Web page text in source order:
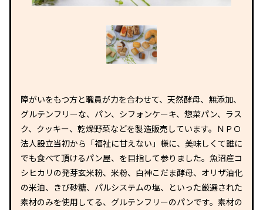
障がいをもつ方と職員が力を合わせて、天然酵母、無添加、
グルテンフリーな、パン、シフォンケーキ、惣菜パン、ラス
ク、クッキー、乾燥野菜などを製造販売しています。ＮＰＯ
法人設立当初から「福祉に甘えない」様に、美味しくて誰に
でも食べて頂けるパン屋、を目指して参りました。魚沼産コ
シヒカリの発芽玄米粉、米粉、白神こだま酵母、オリザ油化
の米油、きび砂糖、パルシステムの塩、といった厳選された
素材のみを使用してる、グルテンフリーのパンです。素材の